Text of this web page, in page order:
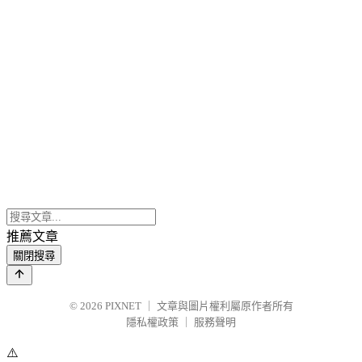
推薦文章
關閉搜尋
© 2026 PIXNET
文章與圖片權利屬原作者所有
隱私權政策
服務聲明
⚠️